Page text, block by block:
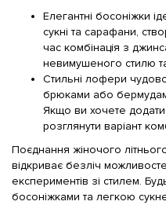
Елегантні босоніжки
сукні та сарафани,
час комбінація з
невимушеного стилю
Стильні лофери
брюками або
Якщо ви хочете додати
розглянути варіант
Поєднання жіночого
відкриває безліч
експериментів зі стилем.
босоніжками та легкою